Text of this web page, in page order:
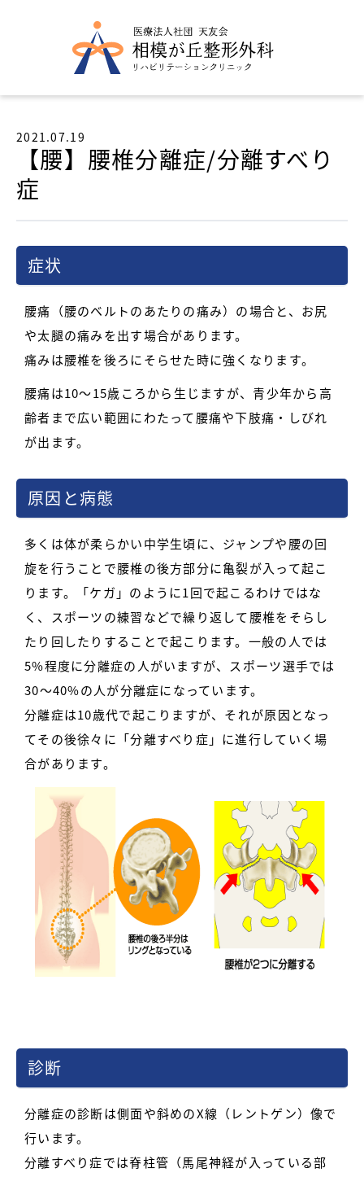
2021.07.19
【腰】腰椎分離症/分離すべり
症
症状
腰痛（腰のベルトのあたりの痛み）の場合と、お尻
や太腿の痛みを出す場合があります。
痛みは腰椎を後ろにそらせた時に強くなります。
腰痛は10～15歳ころから生じますが、青少年から高
齢者まで広い範囲にわたって腰痛や下肢痛・しびれ
が出ます。
原因と病態
多くは体が柔らかい中学生頃に、ジャンプや腰の回
旋を行うことで腰椎の後方部分に亀裂が入って起こ
ります。「ケガ」のように1回で起こるわけではな
く、スポーツの練習などで繰り返して腰椎をそらし
たり回したりすることで起こります。一般の人では
5%程度に分離症の人がいますが、スポーツ選手では
30～40%の人が分離症になっています。
分離症は10歳代で起こりますが、それが原因となっ
てその後徐々に「分離すべり症」に進行していく場
合があります。
診断
分離症の診断は側面や斜めのX線（レントゲン）像で
行います。
分離すべり症では脊柱管（馬尾神経が入っている部